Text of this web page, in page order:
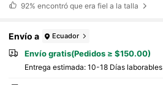
92% encontró que era fiel a la talla
Envío a Ecuador
Envío gratis(Pedidos ≥ $150.00)
Entrega estimada: 10-18 Días laborables